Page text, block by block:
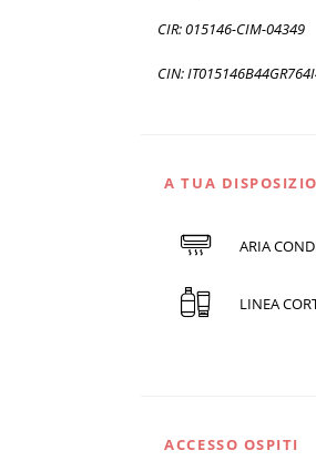
CIR: 015146-CIM-04349
CIN:
A TUA
ARIA
LINEA
ACCESSO OSPITI